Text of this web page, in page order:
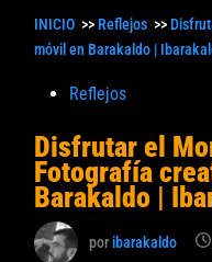
INICIO >> Reflejos >>
móvil en Barakaldo |
Publicado
Reflejos
Disfrutar el
Fotografía
Barakaldo |
poribarakaldo